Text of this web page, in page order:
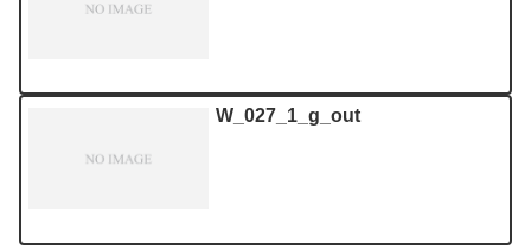
W_027_1_g_out